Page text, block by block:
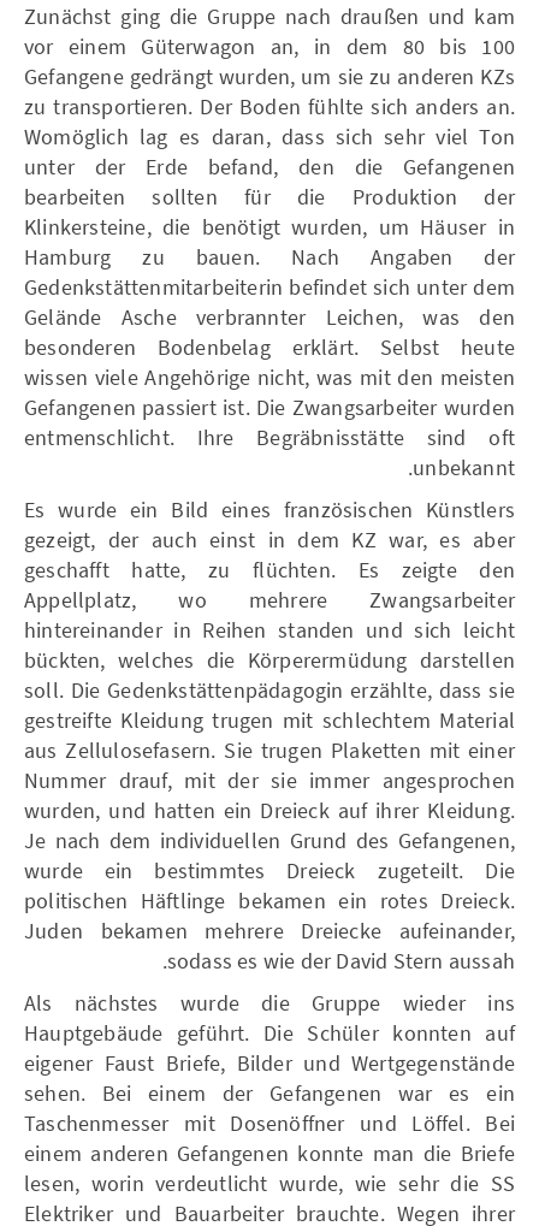
Zunächst ging die Gruppe nach draußen und kam
vor einem Güterwagon an, in dem 80 bis 100
Gefangene gedrängt wurden, um sie zu anderen KZs
zu transportieren. Der Boden fühlte sich anders an.
Womöglich lag es daran, dass sich sehr viel Ton
unter der Erde befand, den die Gefangenen
bearbeiten sollten für die Produktion der
Klinkersteine, die benötigt wurden, um Häuser in
Hamburg zu bauen. Nach Angaben der
Gedenkstättenmitarbeiterin befindet sich unter dem
Gelände Asche verbrannter Leichen, was den
besonderen Bodenbelag erklärt. Selbst heute
wissen viele Angehörige nicht, was mit den meisten
Gefangenen passiert ist. Die Zwangsarbeiter wurden
entmenschlicht. Ihre Begräbnisstätte sind oft
unbekannt.
Es wurde ein Bild eines französischen Künstlers
gezeigt, der auch einst in dem KZ war, es aber
geschafft hatte, zu flüchten. Es zeigte den
Appellplatz, wo mehrere Zwangsarbeiter
hintereinander in Reihen standen und sich leicht
bückten, welches die Körperermüdung darstellen
soll. Die Gedenkstättenpädagogin erzählte, dass sie
gestreifte Kleidung trugen mit schlechtem Material
aus Zellulosefasern. Sie trugen Plaketten mit einer
Nummer drauf, mit der sie immer angesprochen
wurden, und hatten ein Dreieck auf ihrer Kleidung.
Je nach dem individuellen Grund des Gefangenen,
wurde ein bestimmtes Dreieck zugeteilt. Die
politischen Häftlinge bekamen ein rotes Dreieck.
Juden bekamen mehrere Dreiecke aufeinander,
sodass es wie der David Stern aussah.
Als nächstes wurde die Gruppe wieder ins
Hauptgebäude geführt. Die Schüler konnten auf
eigener Faust Briefe, Bilder und Wertgegenstände
sehen. Bei einem der Gefangenen war es ein
Taschenmesser mit Dosenöffner und Löffel. Bei
einem anderen Gefangenen konnte man die Briefe
lesen, worin verdeutlicht wurde, wie sehr die SS
Elektriker und Bauarbeiter brauchte. Wegen ihrer